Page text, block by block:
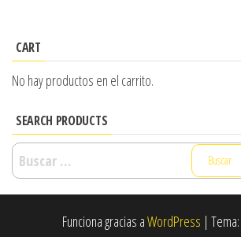
CART
No hay productos en el carrito.
SEARCH PRODUCTS
Buscar:
Funciona gracias aWordPress | Tema: